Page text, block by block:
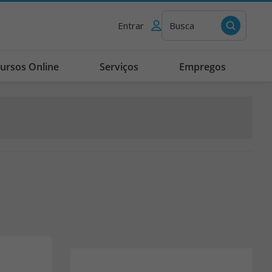
Entrar Busca
Online Serviços Empregos